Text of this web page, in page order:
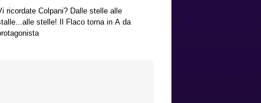
ricordate Colpani? Dalle stelle alle
stelle! Il Flaco torna in A da